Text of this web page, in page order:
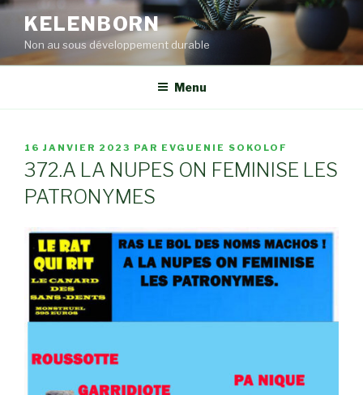
Aller
contenu
principal
KELENBORN
Non au sous développement durable
Menu
PUBLIÉ
LE
16 JANVIER 2023 PAR EVGUENIE SOKOLOF
372.A LA NUPES ON FEMINISE LES
PATRONYMES